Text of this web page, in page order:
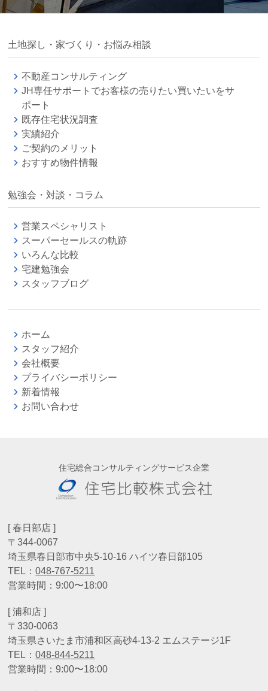
土地探し・家づくり・お悩み相談
不動産コンサルティング
JH専任サポートでお客様の売りたい買いたいをサ
ポート
既存住宅状況調査
実績紹介
ご契約のメリット
おすすめ物件情報
勉強会・対談・コラム
営業スペシャリスト
スーパーセールスの軌跡
いろんな比較
宅建勉強会
スタッフブログ
ホーム
スタッフ紹介
会社概要
プライバシーポリシー
新着情報
お問い合わせ
住宅総合コンサルティングサービス企業
[ 春日部店 ]
〒344-0067
埼玉県春日部市中央5-10-16 ハイツ春日部105
TEL：048-767-5211
営業時間：9:00〜18:00
[ 浦和店 ]
〒330-0063
埼玉県さいたま市浦和区高砂4-13-2 エムステージ1F
TEL：048-844-5211
営業時間：9:00〜18:00